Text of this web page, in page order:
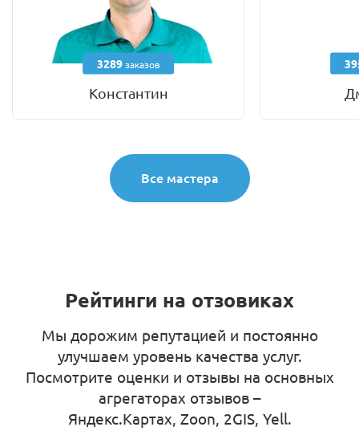
3289заказов
Константин
Все мастера
Рейтинги на отзовиках
Мы дорожим репутацией и постоянно
улучшаем уровень качества услуг.
Посмотрите оценки и отзывы на основных
агрегаторах отзывов –
Яндекс.Картах, Zoon, 2GIS, Yell.